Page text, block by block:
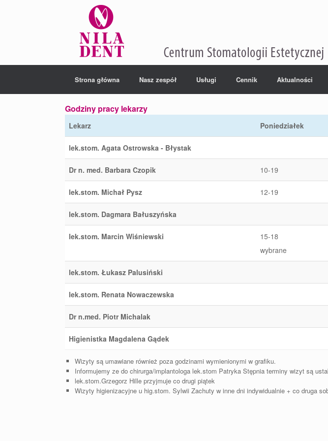
Strona główna Nasz zespół Usługi Cennik Aktualności
Godziny pracy lekarzy
Lekarz Poniedziałek
lek.stom. Agata Ostrowska - Błystak
Dr n. med. Barbara Czopik 10-19
lek.stom. Michał Pysz 12-19
lek.stom. Dagmara Bałuszyńska
lek.stom. Marcin Wiśniewski
15-18
wybrane
lek.stom. Łukasz Palusiński
lek.stom. Renata Nowaczewska
Dr n.med. Piotr Michalak
Higienistka Magdalena Gądek
Wizyty są umawiane również poza godzinami wymienionymi w grafiku.
Informujemy ze do chirurga/implantologa lek.stom Patryka Stępnia terminy wizyt są
lek.stom.Grzegorz Hille przyjmuje co drugi piątek
Wizyty higienizacyjne u hig.stom. Sylwii Zachuty w inne dni indywidualnie + co druga